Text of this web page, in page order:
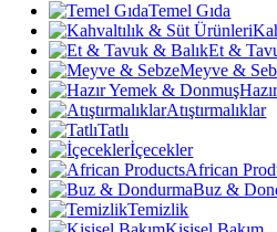
Temel Gıda
Et &
Meyve &
Atıştırmalıklar
Tatlı
İçecekler
African
Buz &
Temizlik